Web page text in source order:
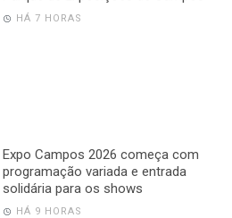
HÁ 7 HORAS
Expo Campos 2026 começa com
programação variada e entrada
solidária para os shows
HÁ 9 HORAS